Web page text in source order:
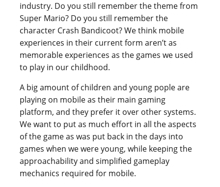
industry. Do you still remember the theme from
Super Mario? Do you still remember the
character Crash Bandicoot? We think mobile
experiences in their current form aren’t as
memorable experiences as the games we used
to play in our childhood.
A big amount of children and young pople are
playing on mobile as their main gaming
platform, and they prefer it over other systems.
We want to put as much effort in all the aspects
of the game as was put back in the days into
games when we were young, while keeping the
approachability and simplified gameplay
mechanics required for mobile.